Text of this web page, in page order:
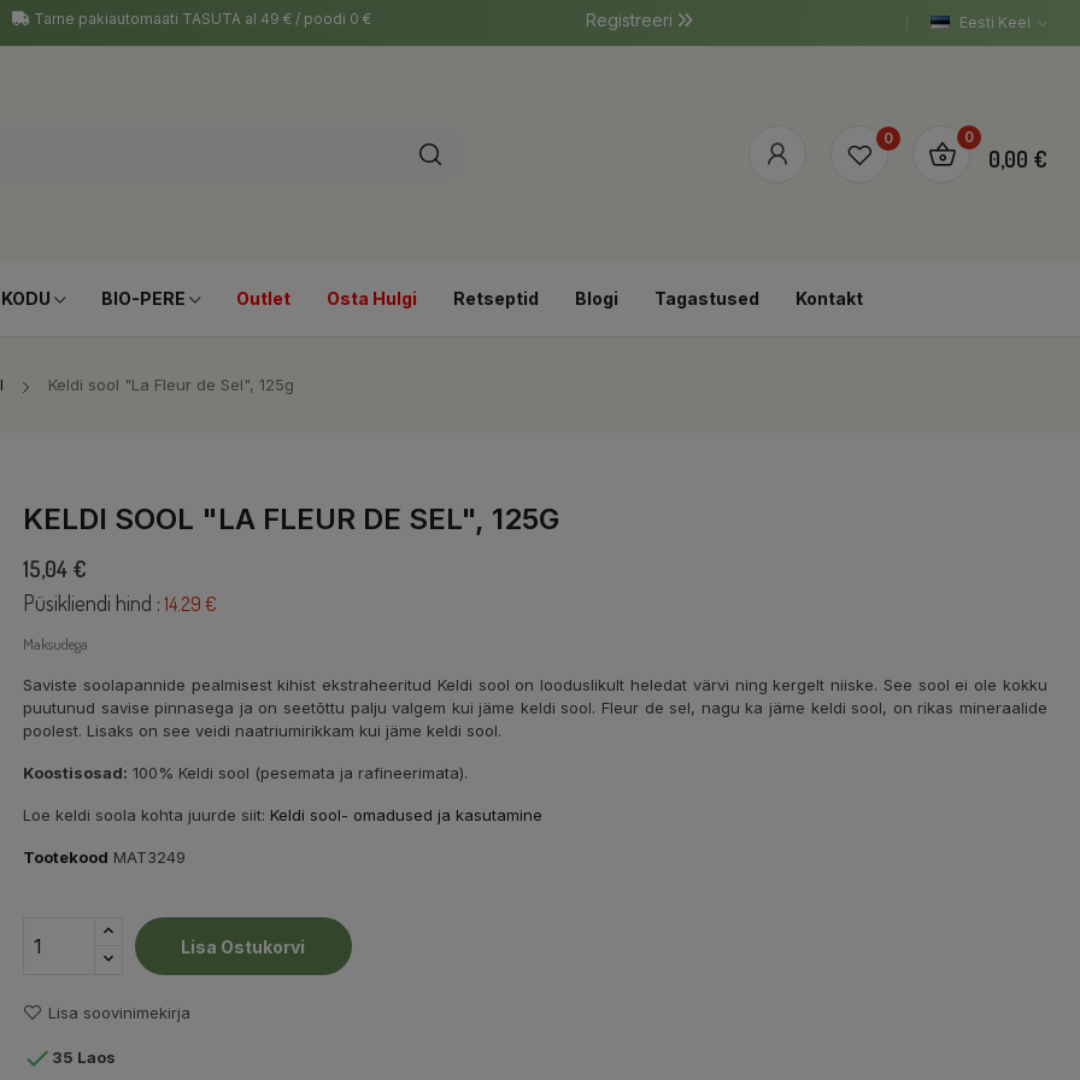
Tarne pakiautomaati TASUTA al 49 € / poodi 0 € Eesti Keel
Registreeri
0 0
0,00 €
BIO-PERE Outlet Osta Hulgi Retseptid Blogi Tagastused Kontakt
Keldi sool "La Fleur de Sel", 125g
KELDI SOOL "LA FLEUR DE SEL", 125G
15,04 €
Püsikliendi hind : 14.29 €
Maksudega
Saviste soolapannide pealmisest kihist ekstraheeritud Keldi sool on looduslikult heledat värvi ning kergelt niiske. See sool ei ole kokku
puutunud savise pinnasega ja on seetõttu palju valgem kui jäme keldi sool. Fleur de sel, nagu ka jäme keldi sool, on rikas mineraalide
poolest. Lisaks on see veidi naatriumirikkam kui jäme keldi sool.
Koostisosad: 100% Keldi sool (pesemata ja rafineerimata).
Loe keldi soola kohta juurde siit: Keldi sool- omadused ja kasutamine
Tootekood MAT3249
Lisa Ostukorvi
Lisa soovinimekirja
 35 Laos